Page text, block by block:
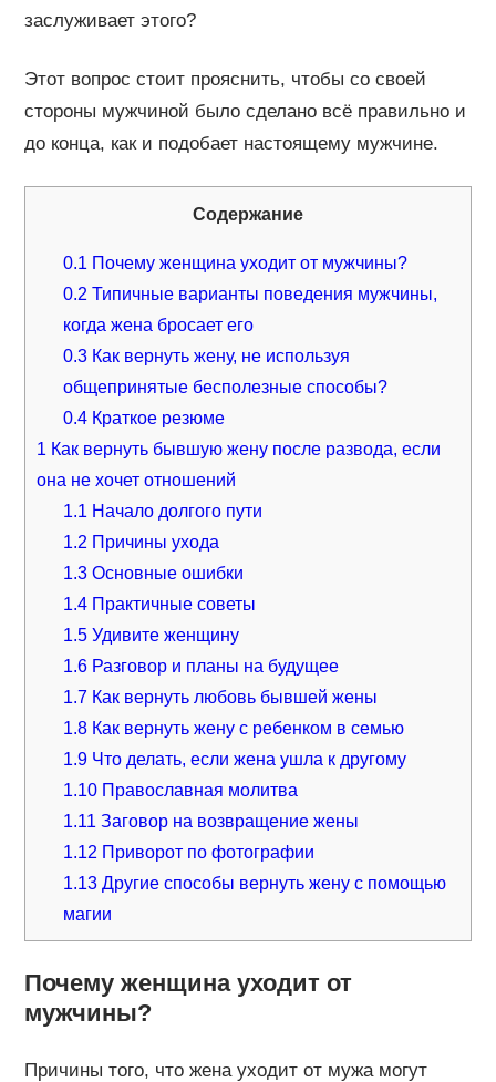
заслуживает этого?
Этот вопрос стоит прояснить, чтобы со своей
стороны мужчиной было сделано всё правильно и
до конца, как и подобает настоящему мужчине.
Содержание
0.1 Почему женщина уходит от мужчины?
0.2 Типичные варианты поведения мужчины,
когда жена бросает его
0.3Как вернуть жену, не используя
общепринятые бесполезные способы?
0.4Краткое резюме
1 Как вернуть бывшую жену после развода, если
она не хочет отношений
1.1 Начало долгого пути
1.2 Причины ухода
1.3Основные ошибки
1.4Практичные советы
1.5Удивите женщину
1.6Разговор и планы на будущее
1.7Как вернуть любовь бывшей жены
1.8Как вернуть жену с ребенком в семью
1.9Что делать, если жена ушла к другому
1.10Православная молитва
1.11 Заговор на возвращение жены
1.12 Приворот по фотографии
1.13Другие способы вернуть жену с помощью
магии
Почему женщина уходит от
мужчины?
Причины того, что жена уходит от мужа могут